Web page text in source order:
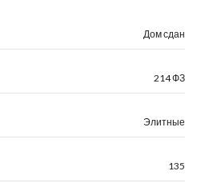
Дом сдан
214 ФЗ
Элитные
135